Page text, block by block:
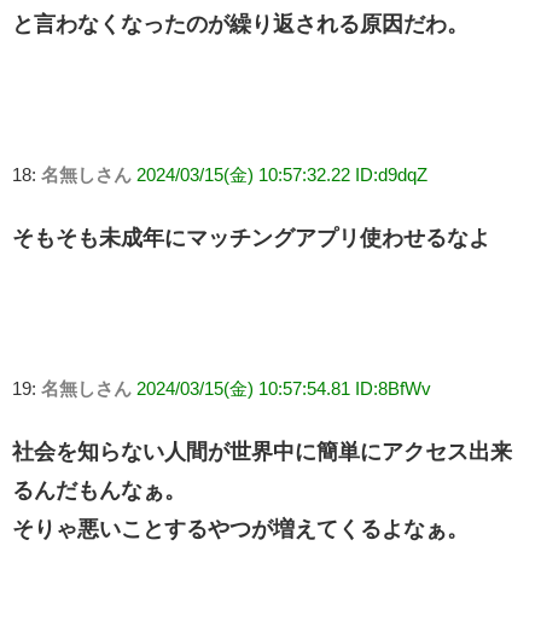
と言わなくなったのが繰り返される原因だわ。
18: 名無しさん 2024/03/15(金) 10:57:32.22 ID:d9dqZ
そもそも未成年にマッチングアプリ使わせるなよ
19: 名無しさん 2024/03/15(金) 10:57:54.81 ID:8BfWv
社会を知らない人間が世界中に簡単にアクセス出来
るんだもんなぁ。
そりゃ悪いことするやつが増えてくるよなぁ。